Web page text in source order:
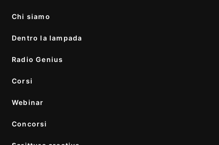
Chi siamo
Dentro la lampada
Radio Genius
Corsi
Webinar
Concorsi